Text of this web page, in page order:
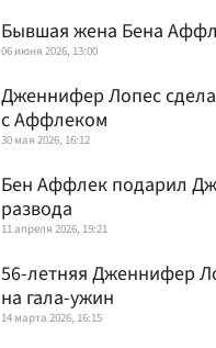
Бывшая жена Бена
06 июня 2026, 13:00
Дженнифер Лопес
с Аффлеком
30 мая 2026, 16:12
Бен Аффлек подарил
развода
11 апреля 2026, 19:21
56-летняя Дженнифер
на гала-ужин
14 марта 2026, 16:15